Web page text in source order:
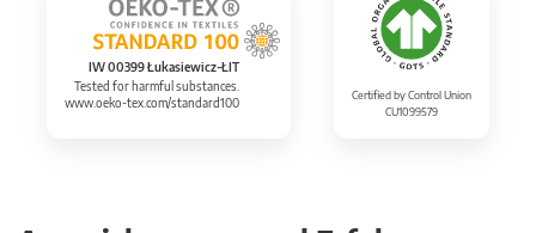
IW 00399 Łukasiewicz-ŁIT
Tested for harmful substances.
www.oeko-tex.com/standard100
Certified by Control Union
CU1099579